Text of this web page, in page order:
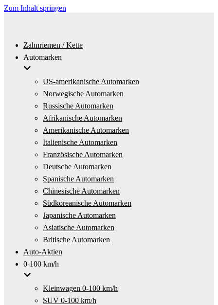
Zum Inhalt springen
Zahnriemen / Kette
Automarken
US-amerikanische Automarken
Norwegische Automarken
Russische Automarken
Afrikanische Automarken
Amerikanische Automarken
Italienische Automarken
Französische Automarken
Deutsche Automarken
Spanische Automarken
Chinesische Automarken
Südkoreanische Automarken
Japanische Automarken
Asiatische Automarken
Britische Automarken
Auto-Aktien
0-100 km/h
Kleinwagen 0-100 km/h
SUV 0-100 km/h